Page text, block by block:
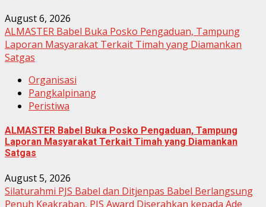
August 6, 2026
ALMASTER Babel Buka Posko Pengaduan, Tampung
Laporan Masyarakat Terkait Timah yang Diamankan
Satgas
Organisasi
Pangkalpinang
Peristiwa
ALMASTER Babel Buka Posko Pengaduan, Tampung
Laporan Masyarakat Terkait Timah yang Diamankan
Satgas
August 5, 2026
Silaturahmi PJS Babel dan Ditjenpas Babel Berlangsung
Penuh Keakraban, PJS Award Diserahkan kepada Ade